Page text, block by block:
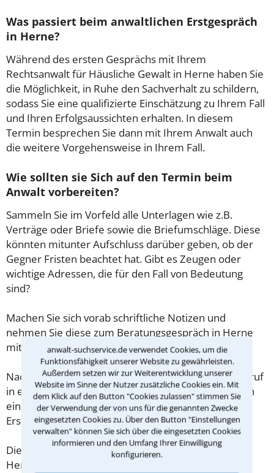
anwalt-suchservice.de verwendet Cookies, um die
Funktionsfähigkeit unserer Website zu gewährleisten.
Außerdem setzen wir zur Weiterentwicklung unserer
Website im Sinne der Nutzer zusätzliche Cookies ein. Mit
dem Klick auf den Button "Cookies zulassen" stimmen Sie
der Verwendung der von uns für die genannten Zwecke
eingesetzten Cookies zu. Über den Button "Einstellungen
verwalten" können Sie sich über die eingesetzten Cookies
informieren und den Umfang Ihrer Einwilligung
konfigurieren.
Was passiert beim anwaltlichen Erstgespräch
in Herne?
Während des ersten Gesprächs mit Ihrem
Rechtsanwalt für Häusliche Gewalt in Herne haben Sie
die Möglichkeit, in Ruhe den Sachverhalt zu schildern,
sodass Sie eine qualifizierte Einschätzung zu Ihrem Fall
und Ihren Erfolgsaussichten erhalten. In diesem
Termin besprechen Sie dann mit Ihrem Anwalt auch
die weitere Vorgehensweise in Ihrem Fall.
Wie sollten sie Sich auf den Termin beim
Anwalt vorbereiten?
Sammeln Sie im Vorfeld alle Unterlagen wie z.B.
Verträge oder Briefe sowie die Briefumschläge. Diese
könnten mitunter Aufschluss darüber geben, ob der
Gegner Fristen beachtet hat. Gibt es Zeugen oder
wichtige Adressen, die für den Fall von Bedeutung
sind?
Machen Sie sich vorab schriftliche Notizen und
nehmen Sie diese zum Beratungsgespräch in Herne
mit.
Nachdem Sie über das Kontaktformular einen Rückruf
in einer Kanzlei angefordert haben, stellen wir Ihnen
eine Checkliste zur Verfügung, mit der Sie das
Erstgespräch ausreichend vorbereiten können.
Die Kosten eines Anwalts für Häusliche Gewalt in
Herne sind oft geringer als gedacht!